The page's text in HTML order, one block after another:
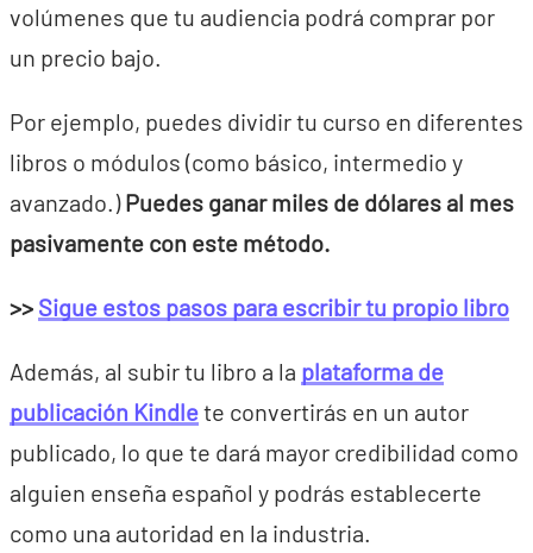
volúmenes que tu audiencia podrá comprar por
un precio bajo.
Por ejemplo, puedes dividir tu curso en diferentes
libros o módulos (como básico, intermedio y
avanzado.)Puedes ganar miles de dólares al mes
pasivamente con este método.
>> Sigue estos pasos para escribir tu propio libro
Además, al subir tu libro a la plataforma de
publicación Kindlete convertirás en un autor
publicado, lo que te dará mayor credibilidad como
alguien enseña español y podrás establecerte
como una autoridad en la industria.